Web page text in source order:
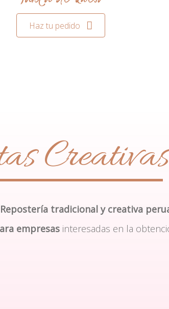
Haz tu pedido
Creativas
Repostería tradicional y creativa
empresas interesadas en la